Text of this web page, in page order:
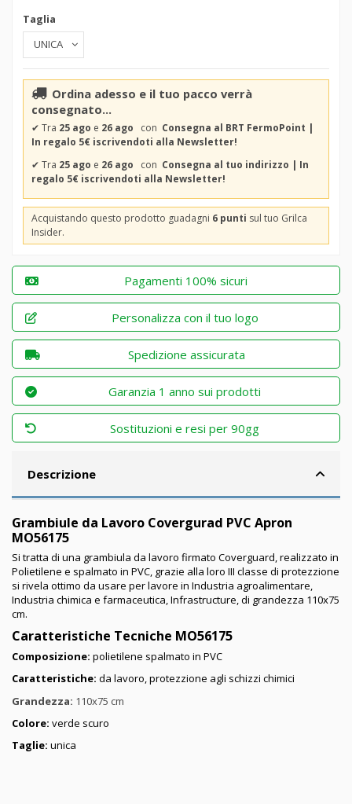
Taglia
Ordina adesso e il tuo pacco verrà
consegnato...
✔ Tra 25 ago e 26 ago con Consegna al BRT FermoPoint |
In regalo 5€ iscrivendoti alla Newsletter!
✔ Tra 25 ago e 26 ago con Consegna al tuo indirizzo | In
regalo 5€ iscrivendoti alla Newsletter!
Acquistando questo prodotto guadagni 6 punti sul tuo Grilca
Insider.
Pagamenti 100% sicuri
Personalizza con il tuo logo
Spedizione assicurata
Garanzia 1 anno sui prodotti
Sostituzioni e resi per 90gg
Descrizione
Grambiule da Lavoro Covergurad PVC Apron
MO56175
Si tratta di una grambiula da lavoro firmato Coverguard, realizzato in
Polietilene e spalmato in PVC, grazie alla loro III classe di protezzione
si rivela ottimo da usare per lavore in Industria agroalimentare,
Industria chimica e farmaceutica, Infrastructure, di grandezza 110x75
cm.
Caratteristiche Tecniche MO56175
Composizione: polietilene spalmato in PVC
Caratteristiche: da lavoro, protezzione agli schizzi chimici
Grandezza: 110x75 cm
Colore: verde scuro
Taglie: unica